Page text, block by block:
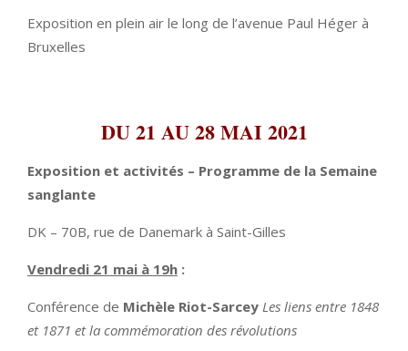
Exposition en plein air le long de l’avenue Paul Héger à
Bruxelles
DU 21 AU28 MAI 2021
Exposition et activités – Programme de la Semaine
sanglante
DK – 70B, rue de Danemark à Saint-Gilles
Vendredi 21 mai à 19h :
Conférence de Michèle Riot-Sarcey Les liens entre 1848
et 1871 et la commémoration des révolutions